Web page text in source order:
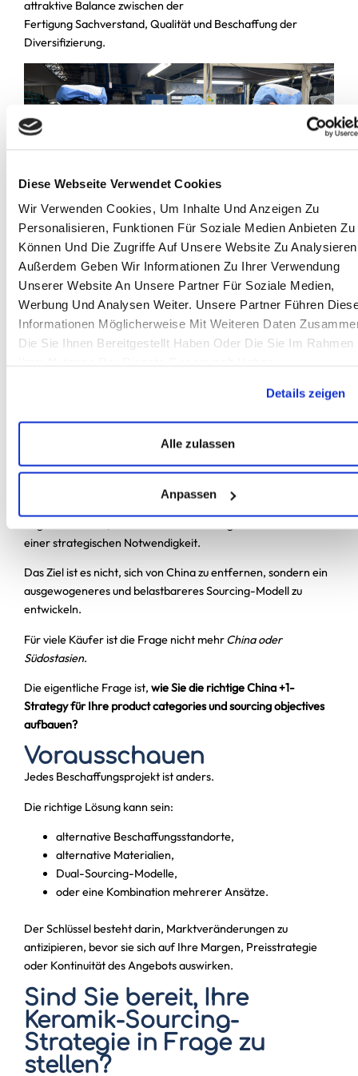
Diese Webseite Verwendet Cookies
Wir Verwenden Cookies, Um Inhalte Und Anzeigen Zu
Personalisieren, Funktionen Für Soziale Medien Anbieten Zu
Können Und Die Zugriffe Auf Unsere Website Zu
Außerdem Geben Wir Informationen Zu Ihrer Verwendung
Unserer Website An Unsere Partner Für Soziale Medien,
Werbung Und Analysen Weiter. Unsere Partner Führen
Informationen Möglicherweise Mit Weiteren Daten
Die Sie Ihnen Bereitgestellt Haben Oder Die Sie Im Rahmen
Details zeigen
Alle zulassen
Anpassen
attraktive Balance zwischen der
FertigungSachverstand, Qualitätund Beschaffung der
Diversifizierung.
In einer Keramikfabrik: Eastwise vor Ort in Thailand
Diversifizierung wird
zur Notwendigkeit,
nicht zur Option
Die jüngsten Antidumping-Maßnahmen unterstreichen eine
Regulatorische Änderungen, Handelspolitik und geopolitische
Entwicklungen können sich schnell auf die
Lieferkette auswirken.
Für Unternehmen, die stark auf ein einziges Beschaffungsland
einer strategischen Notwendigkeit.
Das Ziel ist es nicht, sich von China zu entfernen, sondern ein
ausgewogeneres und belastbareres Sourcing-Modell zu
entwickeln.
Für viele Käufer ist die Frage nicht mehrChina oder
Südostasien.
Die eigentliche Frage ist, wie Sie die richtige China +1-
Strategy für Ihre product categories und sourcing objectives
aufbauen?
Vorausschauen
Jedes Beschaffungsprojekt ist anders.
Die richtige Lösung kann sein:
alternative Beschaffungsstandorte,
alternative Materialien,
Dual-Sourcing-Modelle,
oder eine Kombination mehrerer Ansätze.
Der Schlüssel besteht darin, Marktveränderungen zu
antizipieren, bevor sie sich auf Ihre Margen, Preisstrategie
oder Kontinuität des Angebots auswirken.
Sind Sie bereit, Ihre
Keramik-Sourcing-
Strategie in Frage zu
stellen?